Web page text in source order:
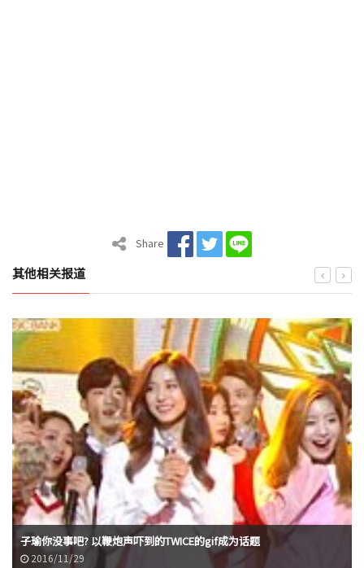
Share
其他相关报道
子瑜你没事吧? 以鞭炮声吓到的TWICE的gif成为话题
2016/11/29